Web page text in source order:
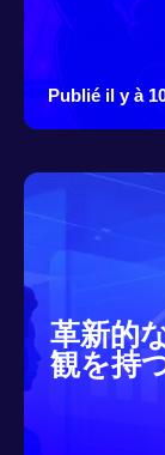
Publié il y à
革新的
観を持